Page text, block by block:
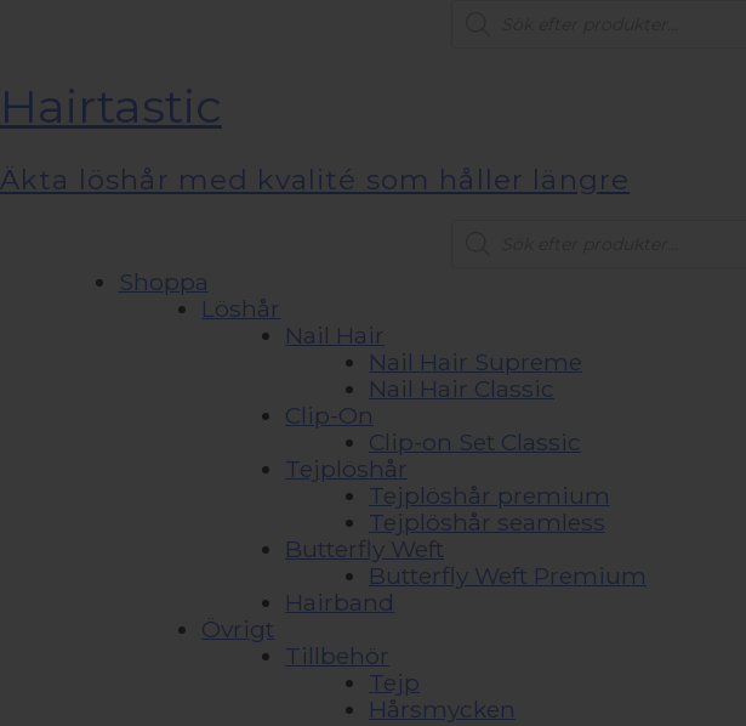
Hairtastic
Äkta löshår med kvalité som håller längre
Shoppa
Löshår
Nail Hair
Nail Hair Supreme
Nail Hair Classic
Clip-On
Clip-on Set Classic
Tejplöshår
Tejplöshår premium
Tejplöshår seamless
Butterfly Weft
Butterfly Weft Premium
Hairband
Övrigt
Tillbehör
Tejp
Hårsmycken